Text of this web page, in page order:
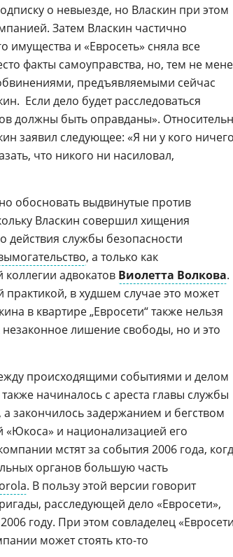
о невыезде, но Власкин при этом
Затем Власкин частично
имущества и «Евросеть» сняла все
факты самоуправства, но, тем не
предъявляемыми сейчас
 Если дело будет расследоваться
должны быть оправданы».
заявил следующее: «Я ни у кого
что никого ни насиловал,
обосновать выдвинутые против
Власкин совершил хищения
службы безопасности
, а только как
адвокатов Виолетта Волкова. 
в худшем случае это может
в квартире „Евросети“ также нельзя
лишение свободы, но и это
происходящими событиями и делом
начиналось с ареста главы службы
, а закончилось задержанием и бегством
«Юкоса» и национализацией его
мстят за события 2006 года,
органов большую часть
. В пользу этой версии говорит
расследующей дело «Евросети»,
году. При этом совладелец
может стоять кто-то